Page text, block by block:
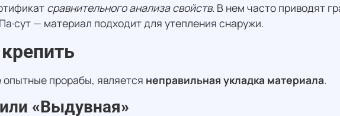
сравнительного анализа свойств. В нем часто приводят
— материал подходит для утепления снаружи.
прорабы, является неправильная укладка материала.
«Выдувная»